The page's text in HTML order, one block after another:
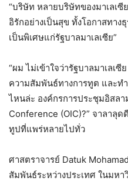
“บริษัท หลายบริษัทของมาเลเซี
อิรักอย่างเป็นสุข ทั้งโอกาสทา
เป็นพิเศษแก่รัฐบาลมาเลเซีย”
“ผม ไม่เข้าใจว่ารัฐบาลมาเลเ
ความสัมพันธ์ทางการทูต และท
ไหนล่ะ องค์กรการประชุมอิสล
Conference (OIC)?” จาลาลุ
ทูปที่แพร่หลายไปทั่ว
ศาสตราจารย์ Datuk
สัมพันธ์ระหว่างประเทศ ในมหา